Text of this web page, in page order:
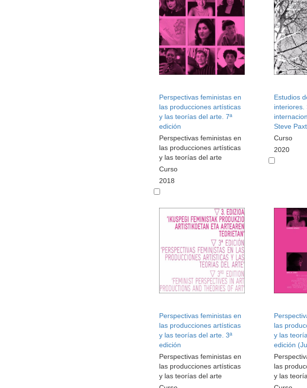
Perspectivas feministas en
las producciones artísticas
y las teorías del arte. 7ª
edición
Perspectivas feministas en
las producciones artísticas
y las teorías del arte
Curso
2018
Estudios
interiores.
Steve
Curso
2020
Perspectivas feministas en
las producciones artísticas
y las teorías del arte. 3ª
edición
Perspectivas feministas en
las producciones artísticas
y las teorías del arte
las
y las
edición
las
y las